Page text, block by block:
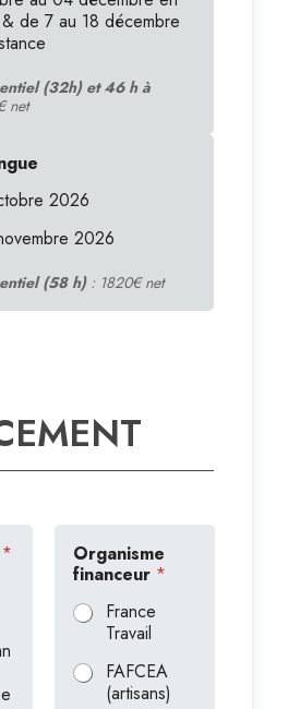
de 7 au 18 décembre
(32h) et 46 h à
net
2026
2026
(58 h) : 1820€ net
*
Organisme
financeur *
France
Travail
FAFCEA
(artisans)